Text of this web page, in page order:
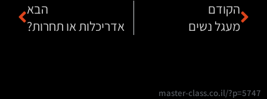
הקודם
מעגל נשים
הבא
אדריכלות או תחרות?
master-class.co.il/?p=5747